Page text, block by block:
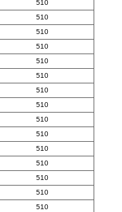
510
510
510
510
510
510
510
510
510
510
510
510
510
510
510